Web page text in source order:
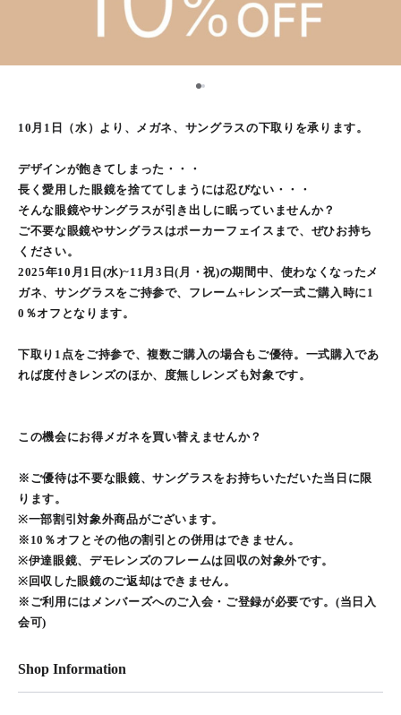
1
10月1日（水）より、メガネ、サングラスの下取りを承ります。
デザインが飽きてしまった・・・
長く愛用した眼鏡を捨ててしまうには忍びない・・・
そんな眼鏡やサングラスが引き出しに眠っていませんか？
ご不要な眼鏡やサングラスはポーカーフェイスまで、ぜひお持ち
ください。
2025年10月1日(水)~11月3日(月・祝)の期間中、使わなくなったメ
ガネ、サングラスをご持参で、フレーム+レンズ一式ご購入時に1
0％オフとなります。
下取り1点をご持参で、複数ご購入の場合もご優待。一式購入であ
れば度付きレンズのほか、度無しレンズも対象です。
この機会にお得メガネを買い替えませんか？
※ご優待は不要な眼鏡、サングラスをお持ちいただいた当日に限
ります。
※一部割引対象外商品がございます。
※10％オフとその他の割引との併用はできません。
※伊達眼鏡、デモレンズのフレームは回収の対象外です。
※回収した眼鏡のご返却はできません。
※ご利用にはメンバーズへのご入会・ご登録が必要です。(当日入
会可)
Shop Information